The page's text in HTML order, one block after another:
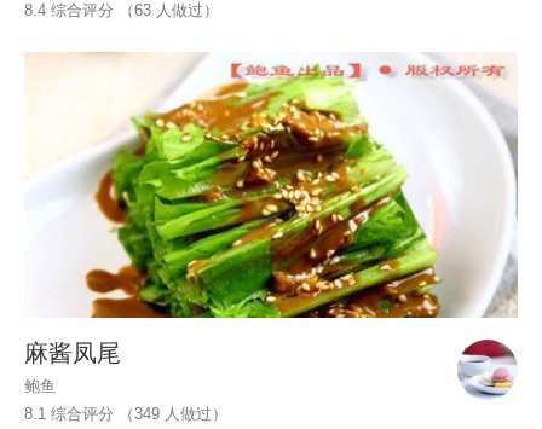
8.4 综合评分 （63 人做过）
麻酱凤尾
鲍鱼
8.1 综合评分 （349 人做过）